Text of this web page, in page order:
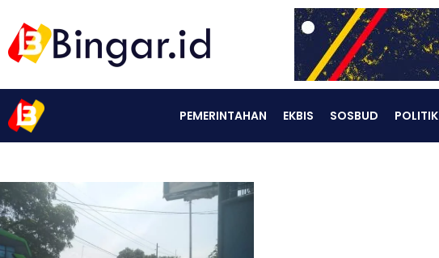
PEMERINTAHAN EKBIS SOSBUD POLITIK